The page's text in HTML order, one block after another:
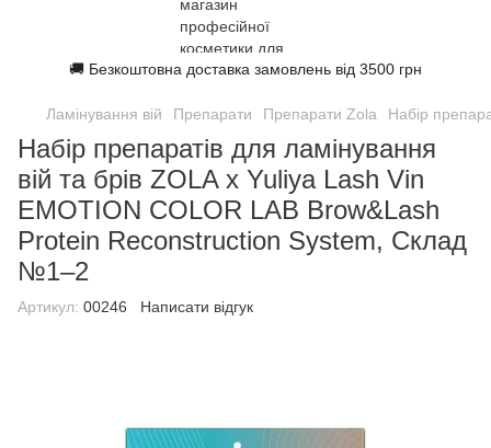
🚚 Безкоштовна доставка замовлень від 3500 грн
Ламінування вій Препарати Препарати Zola Набір
Набір препаратів для ламінування
вій та брів ZOLA x Yuliya Lash Vin
EMOTION COLOR LAB Brow&Lash
Protein Reconstruction System, Склад
№1–2
Артикул: 00246 Написати відгук